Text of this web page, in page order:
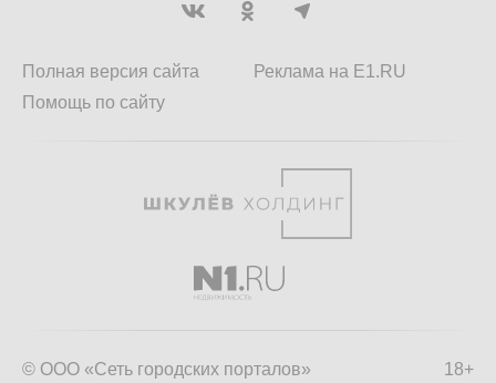
Полная версия сайта
Помощь по сайту
Реклама на E1.RU
18+
© ООО «Сеть городских порталов»